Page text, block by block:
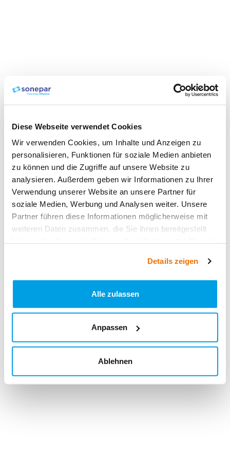
Diese Webseite verwendet Cookies
Wir verwenden Cookies, um Inhalte und Anzeigen zu
personalisieren, Funktionen für soziale Medien anbieten
zu können und die Zugriffe auf unsere Website zu
analysieren. Außerdem geben wir Informationen zu Ihrer
Verwendung unserer Website an unsere Partner für
soziale Medien, Werbung und Analysen weiter. Unsere
Partner führen diese Informationen möglicherweise mit
weiteren Daten zusammen, die Sie ihnen bereitgestellt
Details zeigen
Alle zulassen
Anpassen
Ablehnen